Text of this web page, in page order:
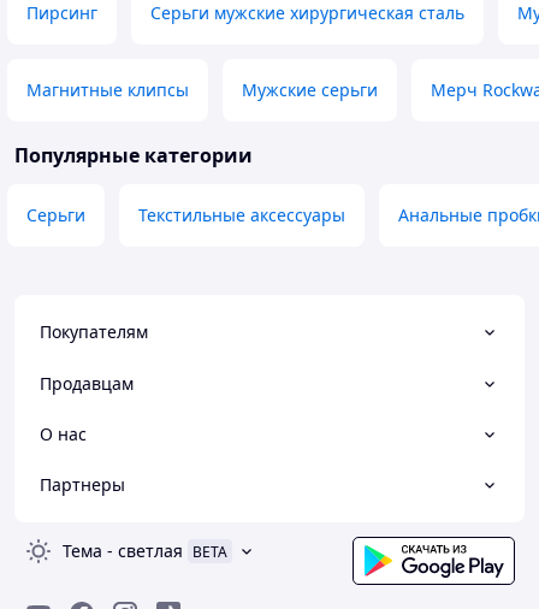
Пирсинг Серьги мужские хирургическая сталь
Магнитные клипсы Мужские серьги Мерч
Популярные категории
Серьги Текстильные аксессуары Анальные
Покупателям
Продавцам
О нас
Партнеры
Тема - светлая BETA